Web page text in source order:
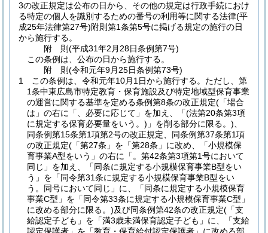
3の改正規定は公布の日から、その他の規定は行政手続におけ
る特定の個人を識別するための番号の利用等に関する法律(平
成25年法律第27号)附則第1条第5号に掲げる規定の施行の日
から施行する。
附 則(平成31年2月28日条例第7号)
この条例は、公布の日から施行する。
附 則(令和元年9月25日条例第73号)
1
この条例は、令和元年10月1日から施行する。 ただし、第
1条中東広島市特定教育・保育施設及び特定地域型保育事業
の運営に関する基準を定める条例第8条の改正規定(「場合
は」の右に「、必要に応じて」を加え、「(法第20条第3項
に規定する保育必要量をいう。) 」を削る部分に限る。)
同条例第15条第1項第2号の改正規定、同条例第37条第1項
の改正規定(「第27条」を「第28条」に改め、「小規模保
育事業A型をいう」の右に「。第42条第3項第1号において
同じ」を加え、「同条に規定する小規模保育事業B型をい
う」を「同令第31条に規定する小規模保育事業B型をい
う。同号において同じ」に、「同条に規定する小規模保育
事業C型」を「同令第33条に規定する小規模保育事業C型」
に改める部分に限る。)及び同条例第42条の改正規定(「支
給認定子ども」を「満3歳未満保育認定子ども」に、「支給